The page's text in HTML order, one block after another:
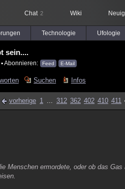
Chat 2 Wiki
Technologie Ufologie
sein....
▪ Abonnieren: Feed E-Mail
Suchen Infos
vorherige 1 ... 312 362 402 410 411
Menschen ermordete, oder ob das Gas